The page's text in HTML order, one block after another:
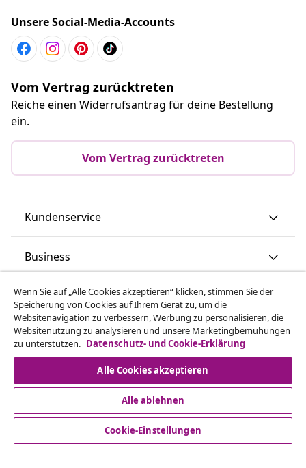
Unsere Social-Media-Accounts
Vom Vertrag zurücktreten
Reiche einen Widerrufsantrag für deine Bestellung
ein.
Vom Vertrag zurücktreten
Kundenservice
Business
vidaXL
Mehr entdecken
© 2008-2026 vidaXL www.vidaxl.de ist eine Webseite von
Wenn Sie auf „Alle Cookies akzeptieren“ klicken, stimmen Sie der
Speicherung von Cookies auf Ihrem Gerät zu, um die
Websitenavigation zu verbessern, Werbung zu personalisieren, die
Websitenutzung zu analysieren und unsere Marketingbemühungen
zu unterstützen. Datenschutz- und Cookie-Erklärung
Alle Cookies akzeptieren
Alle ablehnen
Cookie-Einstellungen